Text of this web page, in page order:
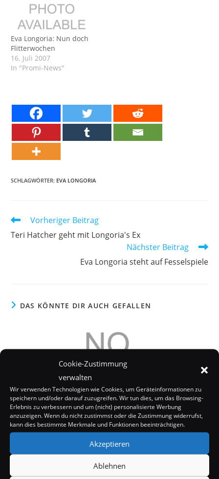
Cookie-Zustimmung
verwalten
Wir verwenden Technologien wie Cookies, um Geräteinformationen zu
speichern und/oder darauf zuzugreifen. Wir tun dies, um das Browsing-
Erlebnis zu verbessern und um (nicht) personalisierte Werbung
anzuzeigen. Wenn du nicht zustimmst oder die Zustimmung widerrufst,
kann dies bestimmte Merkmale und Funktionen beeinträchtigen.
Akzeptieren
Ablehnen
Eva Longoria: Nun doch
Flitterwochen
16. Juli 2007
In "Promi-News"
SCHLAGWÖRTER: EVA LONGORIA
Weitere
ansehen
Vorheriger Beitrag
Teri Hatcher geht mit Longoria's Ex
Nächster Beitrag
Eva Longoria steht auf Fesselspiele
DAS KÖNNTE DIR AUCH GEFALLEN
Jamie Lynn Spears ist Mutter
19. Juni 2008